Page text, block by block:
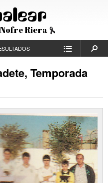
Riera
Temporada